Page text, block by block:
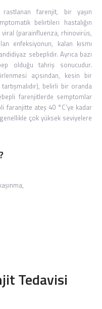
farenjit, bir yaşın
belirtileri hastalığın
viral (parainfluenza, rhinovirüs,
enfeksiyonun, kalan kısmı
sebeplidir. Ayrıca bazı
olduğu tahriş sonucudur.
açısından, kesin bir
belirli bir oranda
farenjitlerde semptomlar
faranjitte ateş 40 °C’ye kadar
çok yüksek seviyelere
Tedavisi